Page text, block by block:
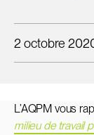
2 octobre
L’AQPM vous
milieu de travail